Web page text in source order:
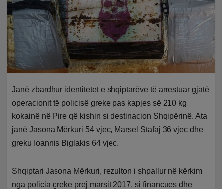
Janë zbardhur identitetet e shqiptarëve të arrestuar gjatë
operacionit të policisë greke pas kapjes së 210 kg
kokainë në Pire që kishin si destinacion Shqipërinë. Ata
janë Jasona Mërkuri 54 vjec, Marsel Stafaj 36 vjec dhe
greku Ioannis Biglakis 64 vjec.
Shqiptari Jasona Mërkuri, rezulton i shpallur në kërkim
nga policia greke prej marsit 2017, si financues dhe